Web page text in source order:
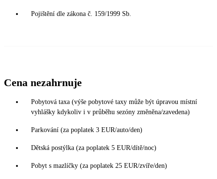
Pojištění dle zákona č. 159/1999 Sb.
Cena nezahrnuje
Pobytová taxa (výše pobytové taxy může být úpravou místní
vyhlášky kdykoliv i v průběhu sezóny změněna/zavedena)
Parkování (za poplatek 3 EUR/auto/den)
Dětská postýlka (za poplatek 5 EUR/dítě/noc)
Pobyt s mazlíčky (za poplatek 25 EUR/zvíře/den)